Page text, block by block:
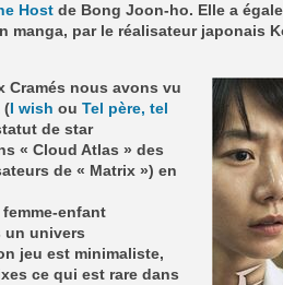
Hostde Bong Joon-ho. Elle a
manga, par le réalisateur japonais
Cramés nous avons vu
(I wish ou Tel père, tel
de star
« Cloud Atlas » des
de « Matrix ») en
femme-enfant
un univers
jeu est minimaliste,
ce qui est rare dans